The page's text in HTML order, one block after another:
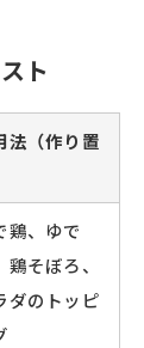
ト
法（作り置
鶏、ゆで
鶏そぼろ、
ダのトッピ